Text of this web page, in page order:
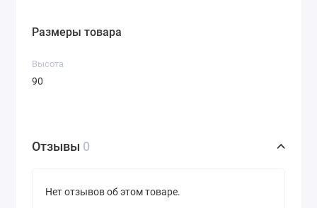
Размеры товара
Высота
90
Отзывы 0
Нет отзывов об этом товаре.